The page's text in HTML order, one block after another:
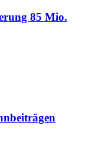
85 Mio.